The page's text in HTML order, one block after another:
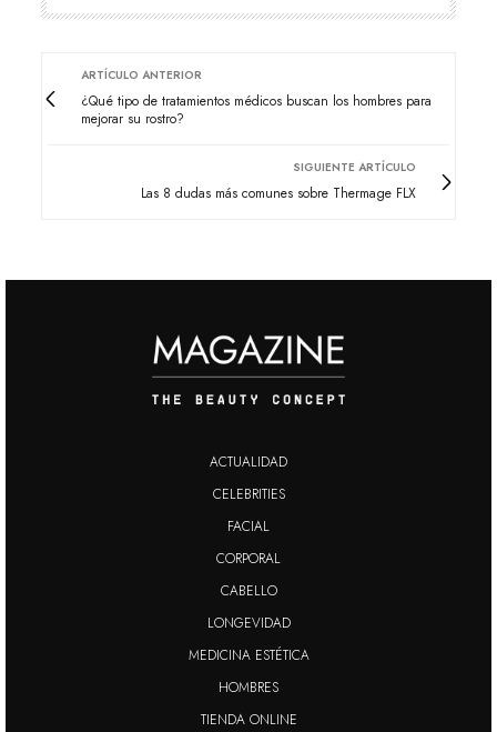
ARTÍCULO ANTERIOR
¿Qué tipo de tratamientos médicos buscan los hombres para
mejorar su rostro?
SIGUIENTE ARTÍCULO
Las 8 dudas más comunes sobre Thermage FLX
ACTUALIDAD
CELEBRITIES
FACIAL
CORPORAL
CABELLO
LONGEVIDAD
MEDICINA ESTÉTICA
HOMBRES
TIENDA ONLINE